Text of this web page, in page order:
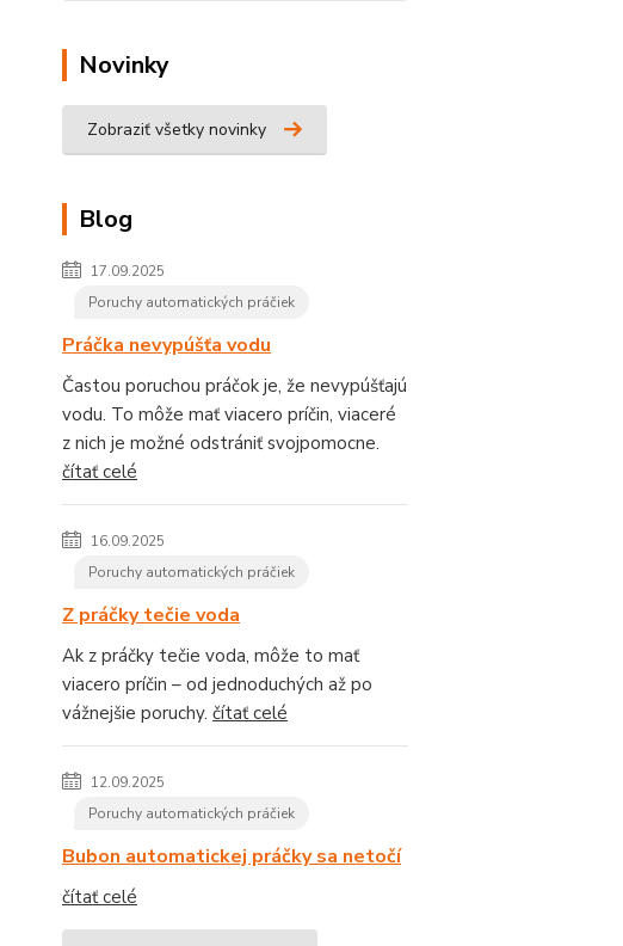
Novinky
Zobraziť všetky novinky
Blog
17.09.2025
Poruchy automatických práčiek
Práčka nevypúšťa vodu
Častou poruchou práčok je, že nevypúšťajú
vodu. To môže mať viacero príčin, viaceré
z nich je možné odstrániť svojpomocne.
čítať celé
16.09.2025
Poruchy automatických práčiek
Z práčky tečie voda
Ak z práčky tečie voda, môže to mať
viacero príčin – od jednoduchých až po
vážnejšie poruchy. čítať celé
12.09.2025
Poruchy automatických práčiek
Bubon automatickej práčky sa netočí
čítať celé